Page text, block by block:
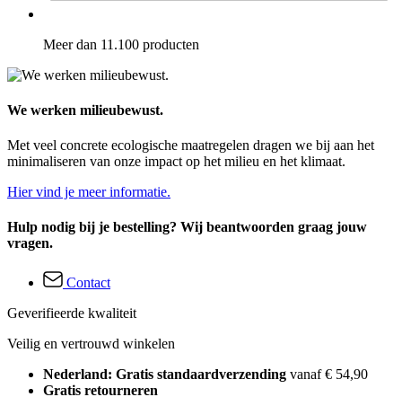
Meer dan 11.100 producten
We werken milieubewust.
Met veel concrete ecologische maatregelen dragen we bij aan het
minimaliseren van onze impact op het milieu en het klimaat.
Hier vind je meer informatie.
Hulp nodig bij je bestelling? Wij beantwoorden graag jouw
vragen.
Contact
Geverifieerde kwaliteit
Veilig en vertrouwd winkelen
Nederland: Gratis standaardverzending vanaf € 54,90
Gratis retourneren